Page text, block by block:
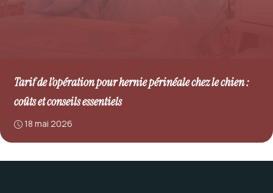
Tarif de l’opération pour hernie périnéale chez le chien :
coûts et conseils essentiels
18 mai 2026